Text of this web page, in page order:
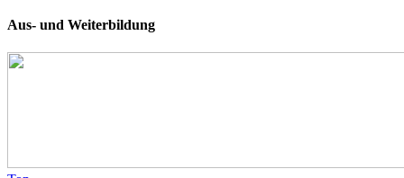
Aus- und Weiterbildung